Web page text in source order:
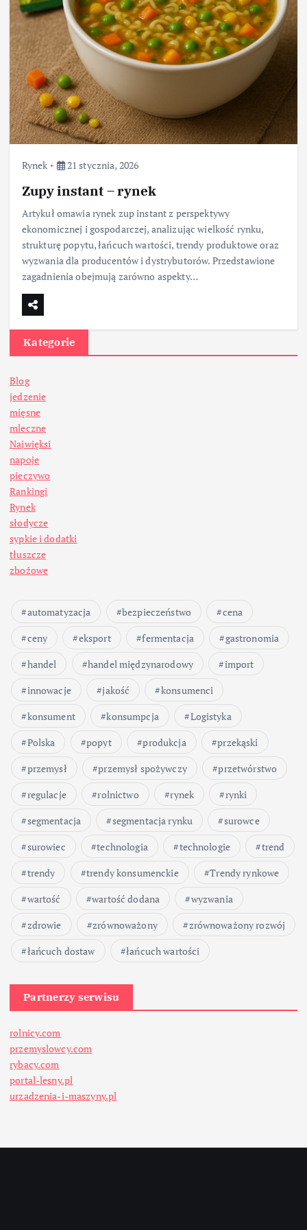
Rynek 21 stycznia, 2026
Zupy instant – rynek
Artykuł omawia rynek zup instant z perspektywy
ekonomicznej i gospodarczej, analizując wielkość rynku,
strukturę popytu, łańcuch wartości, trendy produktowe oraz
wyzwania dla producentów i dystrybutorów. Przedstawione
zagadnienia obejmują zarówno aspekty…
Kategorie
Blog
jedzenie
mięsne
mleczne
Najwięksi
napoje
pieczywo
Rankingi
Rynek
słodycze
sypkie i dodatki
tłuszcze
zbożowe
automatyzacja bezpieczeństwo
cena
ceny
eksport fermentacja
gastronomia
handel
handel międzynarodowy
import
innowacje
jakość
konsumenci
konsument
konsumpcja
Logistyka
Polska
popyt produkcja
przekąski
przemysł
przemysł spożywczy
przetwórstwo
regulacje
rolnictwo rynek
rynki
segmentacja
segmentacja rynku
surowce
surowiec
technologia technologie
trend
trendy
trendy konsumenckie
Trendy rynkowe
wartość
wartość dodana
wyzwania
zdrowie
zrównoważony
zrównoważony rozwój
łańcuch dostaw
łańcuch wartości
Partnerzy serwisu
rolnicy.com
przemyslowcy.com
rybacy.com
portal-lesny.pl
urzadzenia-i-maszyny.pl